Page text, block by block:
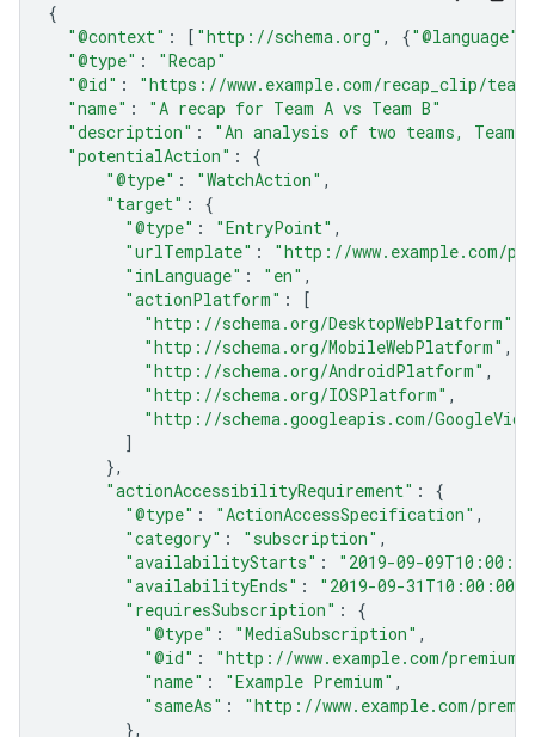
{
"@context" : [ "http://schema.org" , {"@language"
"@type" :
"Recap"
"@id" :
"https://www.example.com/recap_clip/
"name" :
"A recap for Team A vs Team B"
"description" :
"An analysis of two teams, Team
"potentialAction" :
{
"@type" : "WatchAction" ,
"target" :
{
"@type" : "EntryPoint" ,
"urlTemplate" :
"http://www.example.com/
"inLanguage" : "en" ,
"actionPlatform" :
[
"http://schema.org/DesktopWebPlatform"
"http://schema.org/MobileWebPlatform" ,
"http://schema.org/AndroidPlatform" ,
"http://schema.org/IOSPlatform" ,
"http://schema.googleapis.com/
]
},
"actionAccessibilityRequirement" :
{
"@type" : "ActionAccessSpecification" ,
"category" : "subscription" ,
"availabilityStarts" :
"2019-09-
"availabilityEnds" :
"2019-09-31T10:00:00Z"
"requiresSubscription" :
{
"@type" : "MediaSubscription" ,
"@id" :
"http://www.example.com/
"name" : "Example Premium" ,
"sameAs" :
"http://www.example.com/
},